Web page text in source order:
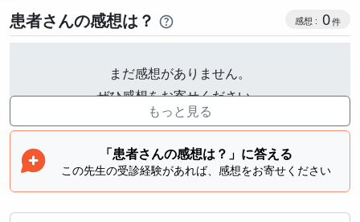
患者さんの感想は？ 感想投稿
0
まだ感想がありません。
ぜひ感想をお寄せください。
もっと見る
「患者さんの感想は？」に答える
この先生の受診経験があれば、感想をお寄せください